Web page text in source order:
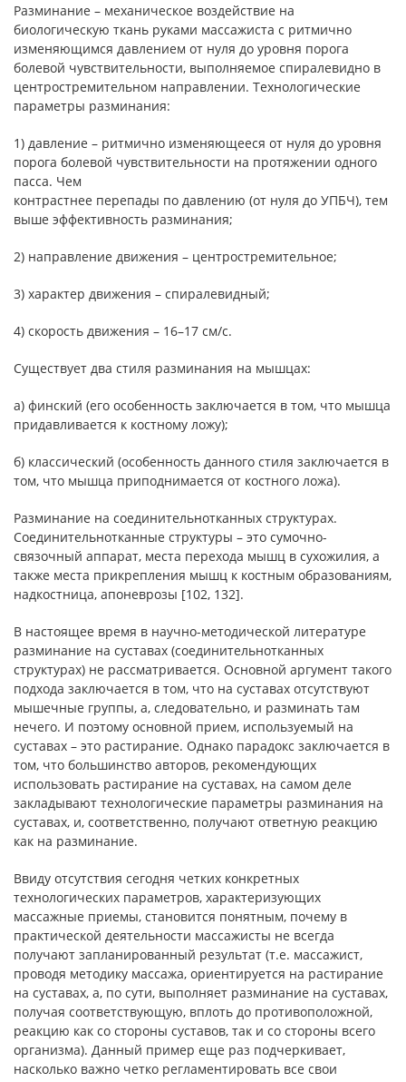
Разминание – механическое воздействие на
биологическую ткань руками массажиста с ритмично
изменяющимся давлением от нуля до уровня порога
болевой чувствительности, выполняемое спиралевидно в
центростремительном направлении. Технологические
параметры разминания:
1) давление – ритмично изменяющееся от нуля до уровня
порога болевой чувствительности на протяжении одного
пасса. Чем
контрастнее перепады по давлению (от нуля до УПБЧ), тем
выше эффективность разминания;
2) направление движения – центростремительное;
3) характер движения – спиралевидный;
4) скорость движения – 16–17 см/с.
Существует два стиля разминания на мышцах:
а) финский (его особенность заключается в том, что мышца
придавливается к костному ложу);
б) классический (особенность данного стиля заключается в
том, что мышца приподнимается от костного ложа).
Разминание на соединительнотканных структурах.
Соединительнотканные структуры – это сумочно-
связочный аппарат, места перехода мышц в сухожилия, а
также места прикрепления мышц к костным образованиям,
надкостница, апоневрозы [102, 132].
В настоящее время в научно-методической литературе
разминание на суставах (соединительнотканных
структурах) не рассматривается. Основной аргумент такого
подхода заключается в том, что на суставах отсутствуют
мышечные группы, а, следовательно, и разминать там
нечего. И поэтому основной прием, используемый на
суставах – это растирание. Однако парадокс заключается в
том, что большинство авторов, рекомендующих
использовать растирание на суставах, на самом деле
закладывают технологические параметры разминания на
суставах, и, соответственно, получают ответную реакцию
как на разминание.
Ввиду отсутствия сегодня четких конкретных
технологических параметров, характеризующих
массажные приемы, становится понятным, почему в
практической деятельности массажисты не всегда
получают запланированный результат (т.е. массажист,
проводя методику массажа, ориентируется на растирание
на суставах, а, по сути, выполняет разминание на суставах,
получая соответствующую, вплоть до противоположной,
реакцию как со стороны суставов, так и со стороны всего
организма). Данный пример еще раз подчеркивает,
насколько важно четко регламентировать все свои